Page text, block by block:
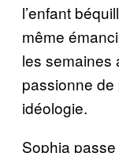
l’enfant
même
les semaines
passionne
idéologie.
Sophia